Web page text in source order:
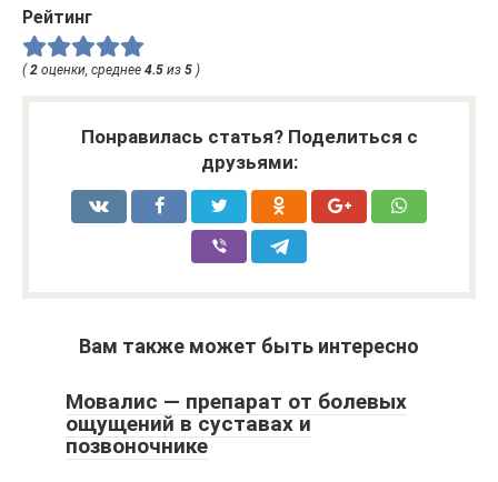
Рейтинг
(2 оценки, среднее 4.5 из 5 )
Понравилась статья? Поделиться с
друзьями:
Вам также может быть интересно
Мовалис — препарат от болевых
ощущений в суставах и
позвоночнике